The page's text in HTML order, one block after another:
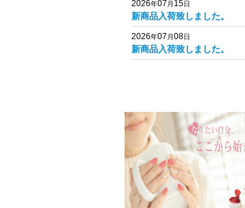
2026年07 月 15日
新商品入荷致しました。
2026年07 月08日
新商品入荷致しました。